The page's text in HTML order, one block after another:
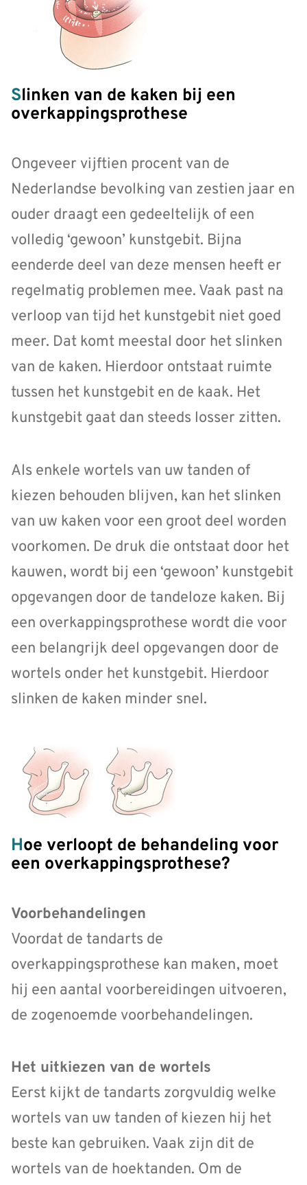
Slinken van de kaken bij een
overkappingsprothese
Ongeveer vijftien procent van de
Nederlandse bevolking van zestien jaar en
ouder draagt een gedeeltelijk of een
volledig ‘gewoon’ kunstgebit. Bijna
eenderde deel van deze mensen heeft er
regelmatig problemen mee. Vaak past na
verloop van tijd het kunstgebit niet goed
meer. Dat komt meestal door het slinken
van de kaken. Hierdoor ontstaat ruimte
tussen het kunstgebit en de kaak. Het
kunstgebit gaat dan steeds losser zitten.
Als enkele wortels van uw tanden of
kiezen behouden blijven, kan het slinken
van uw kaken voor een groot deel worden
voorkomen. De druk die ontstaat door het
kauwen, wordt bij een ‘gewoon’ kunstgebit
opgevangen door de tandeloze kaken. Bij
een overkappingsprothese wordt die voor
een belangrijk deel opgevangen door de
wortels onder het kunstgebit. Hierdoor
slinken de kaken minder snel.
Hoe verloopt de behandeling voor
een overkappingsprothese?
Voorbehandelingen
Voordat de tandarts de
overkappingsprothese kan maken, moet
hij een aantal voorbereidingen uitvoeren,
de zogenoemde voorbehandelingen.
Het uitkiezen van de wortels
Eerst kijkt de tandarts zorgvuldig welke
wortels van uw tanden of kiezen hij het
beste kan gebruiken. Vaak zijn dit de
wortels van de hoektanden. Om de